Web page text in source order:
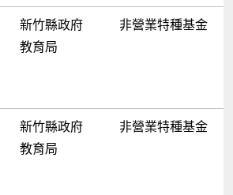
新竹縣政府
教育局
非營業特種基金
新竹縣政府
教育局
非營業特種基金